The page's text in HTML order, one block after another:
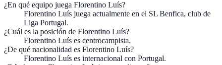
¿En qué equipo juega Florentino Luís?
Florentino Luís juega actualmente en el SL Benfica, club de
Liga Portugal.
¿Cuál es la posición de Florentino Luís?
Florentino Luís es centrocampista.
¿De qué nacionalidad es Florentino Luís?
Florentino Luís es internacional con Portugal.